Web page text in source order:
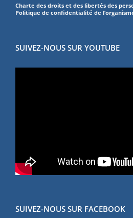
Charte des droits et des libertés des
Politique de confidentialité de
SUIVEZ-NOUS SUR YOUTUBE
SUIVEZ-NOUS SUR FACEBOOK